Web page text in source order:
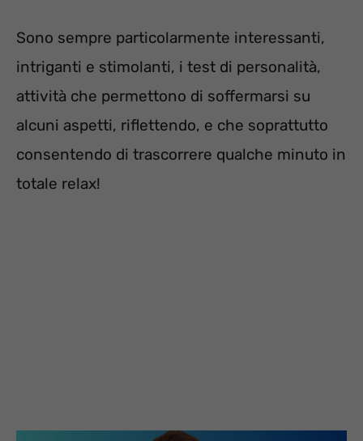
Sono sempre particolarmente interessanti,
intriganti e stimolanti, i test di personalità,
attività che permettono di soffermarsi su
alcuni aspetti, riflettendo, e che soprattutto
consentendo di trascorrere qualche minuto in
totale relax!